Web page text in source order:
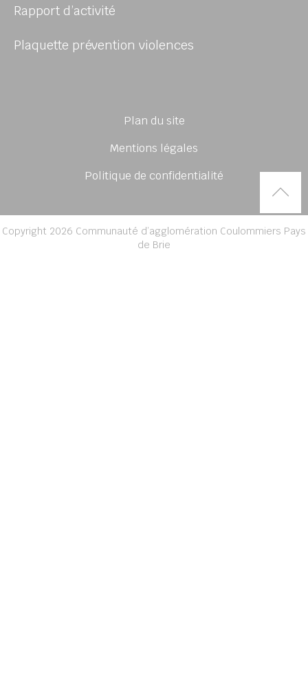
Rapport d’activité
Plaquette prévention violences
Plan du site
Mentions légales
Politique de confidentialité
Copyright 2026 Communauté d’agglomération Coulommiers Pays
de Brie